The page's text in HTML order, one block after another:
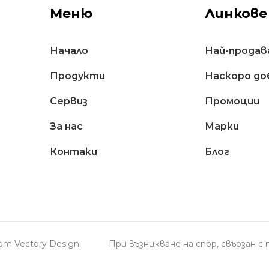
Меню
Начало
Продукти
Сервиз
За нас
Контаки
Линкове
Най-
Наскоро
Промоции
Марки
Блог
Vectory Design. При възникване на спор, свързан